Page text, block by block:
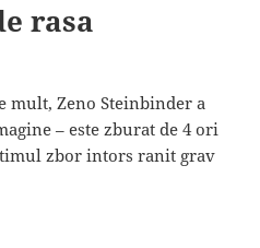
rasa
mult, Zeno Steinbinder a
– este zburat de 4 ori
zbor intors ranit grav